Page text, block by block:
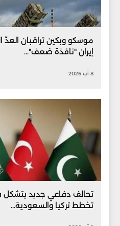
موسكو وبكين تراقبان العدّ
إيران "نافذة ضعف"...
8 آب 2026
تحالف دفاعي جديد يتشكل
تخطط تركيا والسعودية...